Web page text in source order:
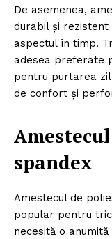
De asemenea,
durabil și rezistent
aspectul în timp.
adesea preferate
pentru purtarea
de confort și
spandex
Amestecul de
popular pentru
necesită o